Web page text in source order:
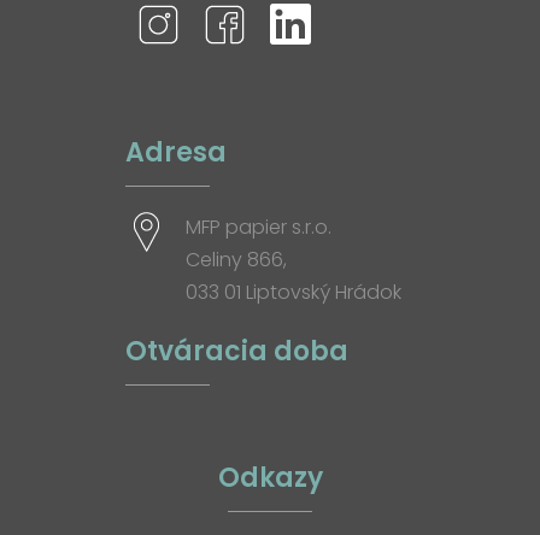
Adresa
MFP papier s.r.o.
Celiny 866,
033 01 Liptovský Hrádok
Otváracia doba
Odkazy